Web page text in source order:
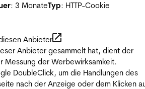
: 3 MonateTyp: HTTP-Cookie
Anbieter
Anbieter gesammelt hat, dient der
Messung der Werbewirksamkeit.
DoubleClick, um die Handlungen des
nach der Anzeige oder dem Klicken